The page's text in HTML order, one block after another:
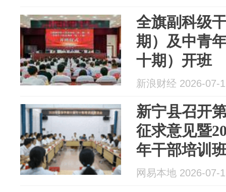
全旗副科级
期）及中青
十期）开班
新浪财经 2026-07-
新宁县召开
征求意见暨
年干部培训
网易本地 2026-07-